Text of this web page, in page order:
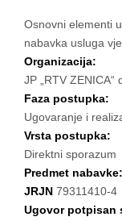
Osnovni elementi
nabavka usluga
Organizacija:
JP „RTV ZENICA“
Faza postupka:
Ugovaranje i
Vrsta postupka:
Direktni sporazum
Predmet nabavke:
JRJN 79311410-4
Ugovor potpisan